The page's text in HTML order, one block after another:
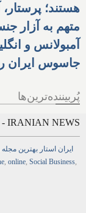
هستند؛ پرستار،
متهم به آزار
آمبولانس و
جاسوس ایران
پُربیننده‌ترین‌ها
IRANIAN NEWS - رسانه ایرانیان
ایران استار بهترین مجله
, online, Social Business,